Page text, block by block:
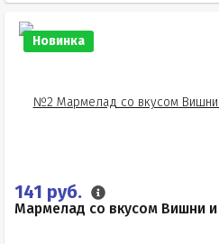
Новинка
141 руб.
Мармелад со вкусом Вишни и